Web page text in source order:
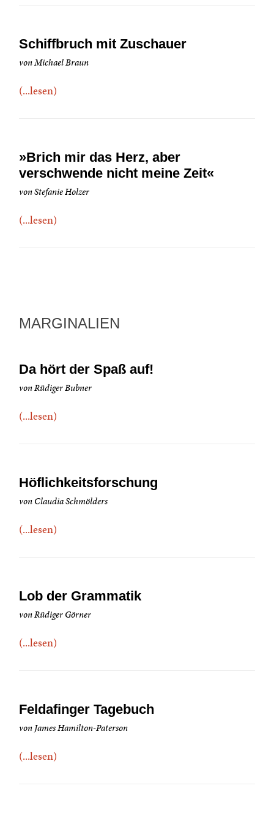
Schiffbruch mit Zuschauer
von Michael Braun
(...lesen)
»Brich mir das Herz, aber
verschwende nicht meine Zeit«
von Stefanie Holzer
(...lesen)
MARGINALIEN
Da hört der Spaß auf!
von Rüdiger Bubner
(...lesen)
Höflichkeitsforschung
von Claudia Schmölders
(...lesen)
Lob der Grammatik
von Rüdiger Görner
(...lesen)
Feldafinger Tagebuch
von James Hamilton-Paterson
(...lesen)